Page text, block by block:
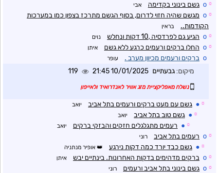
☼
o גשם בינוני בקדימה אבי
☼
o מגשם שהיה חזוי לדרום, בסוף הגשם מתרכז בצפון כמו במערכות
הקודמות..
בראין
☼
o הגיע גם לפרדסיה ,10 דקות ונחלש נוים
☼
o החלו ברקים ורעמים כרגע ללא גשם איתן
o ברקים ורעמים מכיוון מערב . עופר
מיקום:גבעתיים 10/01/2025 21:45
119
נשלח מאפליקציית מזג אוויר לאנדרואיד ולאייפון
☼
● גשם עם מעט ברקים ורעמים בתל אביב יואב
☼
● גשם טוב בתל אביב יואב
☼
● רעמים מתגלגלים חזקים והבזקי ברקים יואב
☼
o רעמים בתל אביב רוני
☼
● גשם כבד יורד כמה דקות נירגע אופיר מנתניה
☼
o ברקים מדהימים בדקות האחרונות. בינתיים יבש איתן
☼
o גשם בינוני בתל אביב ורעמים רוני